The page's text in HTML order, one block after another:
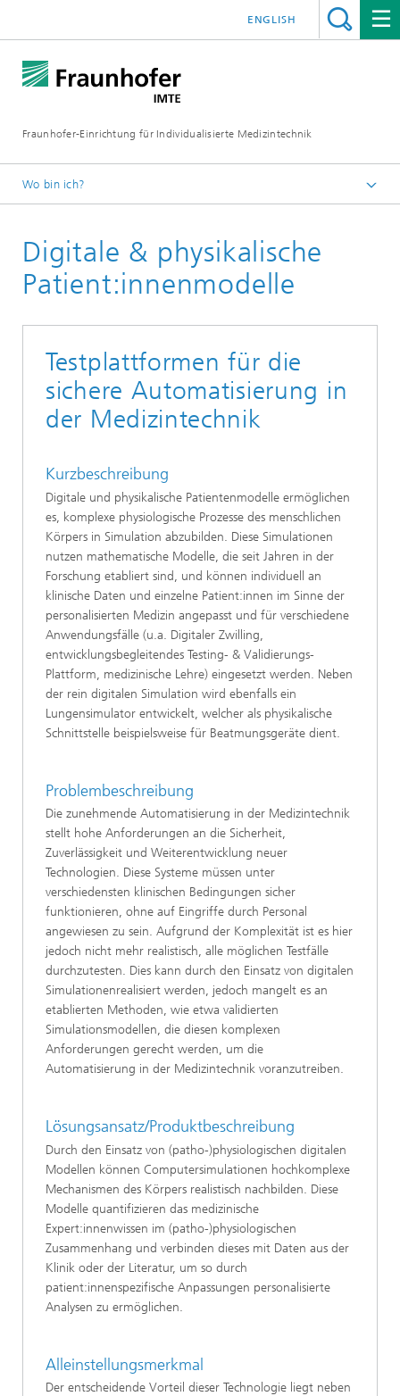
Fraunhofer-Einrichtung für Individualisierte Medizintechnik
ENGLISH
Wo bin ich?
Technologien & Produkte
Produktgruppen
Digitale & physikalische
Patient:innenmodelle
Testplattformen für die
sichere Automatisierung in
der Medizintechnik
Kurzbeschreibung
Digitale und physikalische Patientenmodelle ermöglichen
es, komplexe physiologische Prozesse des menschlichen
Körpers in Simulation abzubilden. Diese Simulationen
nutzen mathematische Modelle, die seit Jahren in der
Forschung etabliert sind, und können individuell an
klinische Daten und einzelne Patient:innen im Sinne der
personalisierten Medizin angepasst und für verschiedene
Anwendungsfälle (u.a. Digitaler Zwilling,
entwicklungsbegleitendes Testing- & Validierungs-
Plattform, medizinische Lehre) eingesetzt werden. Neben
der rein digitalen Simulation wird ebenfalls ein
Lungensimulator entwickelt, welcher als physikalische
Schnittstelle beispielsweise für Beatmungsgeräte dient.
Problembeschreibung
Die zunehmende Automatisierung in der Medizintechnik
stellt hohe Anforderungen an die Sicherheit,
Zuverlässigkeit und Weiterentwicklung neuer
Technologien. Diese Systeme müssen unter
verschiedensten klinischen Bedingungen sicher
funktionieren, ohne auf Eingriffe durch Personal
angewiesen zu sein. Aufgrund der Komplexität ist es hier
jedoch nicht mehr realistisch, alle möglichen Testfälle
durchzutesten. Dies kann durch den Einsatz von digitalen
Simulationenrealisiert werden, jedoch mangelt es an
etablierten Methoden, wie etwa validierten
Simulationsmodellen, die diesen komplexen
Anforderungen gerecht werden, um die
Automatisierung in der Medizintechnik voranzutreiben.
Lösungsansatz/Produktbeschreibung
Durch den Einsatz von (patho-)physiologischen digitalen
Modellen können Computersimulationen hochkomplexe
Mechanismen des Körpers realistisch nachbilden. Diese
Modelle quantifizieren das medizinische
Expert:innenwissen im (patho-)physiologischen
Zusammenhang und verbinden dieses mit Daten aus der
Klinik oder der Literatur, um so durch
patient:innenspezifische Anpassungen personalisierte
Analysen zu ermöglichen.
Alleinstellungsmerkmal
Der entscheidende Vorteil dieser Technologie liegt neben